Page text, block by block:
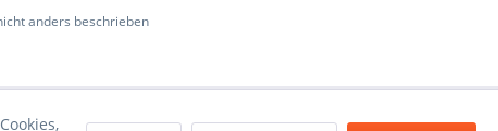
anders beschrieben